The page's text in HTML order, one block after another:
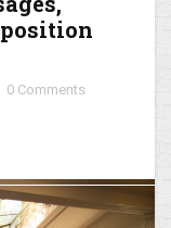
0 Comments